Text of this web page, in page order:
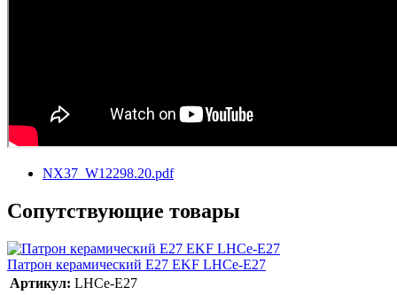
NX37_W12298.20.pdf
Сопутствующие товары
Патрон керамический E27 EKF LHCe-E27
Артикул: LHCe-E27